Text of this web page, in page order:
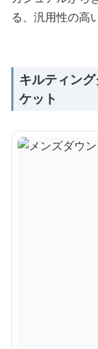
る、汎用性の高
キルティン
ケット